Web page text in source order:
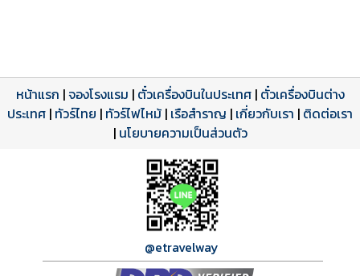
โปรแกรมทัวร์
ดาวน์โหลด PDF
รีวิวลูกค้าจริง
รีวิวจาก eTravelWay
เปิดหน้าเต็ม
ใบอนุญาตนำเที่ยว
เลขที่ 11/11450
เปิดหน้าเต็ม
หน้าแรก |จองโรงแรม | ตั๋วเครื่องบินในประเทศ| ตั๋วเครื่องบินต่าง
ประเทศ | ทัวร์ไทย | ทัวร์ไฟไหม้ | เรือสำราญ | เกี่ยวกับเรา | ติดต่อเรา
| นโยบายความเป็นส่วนตัว
@etravelway